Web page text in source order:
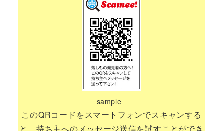
sample
このQRコードをスマートフォンでスキャンする
と、持ち主へのメッセージ送信を試すことができ